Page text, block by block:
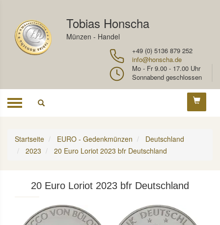
Tobias Honscha
Münzen - Handel
+49 (0) 5136 879 252
info@honscha.de
Mo - Fr 9.00 - 17.00 Uhr
Sonnabend geschlossen
Toggle
Startseite EURO - Gedenkmünzen
Deutschland
2023
20 Euro Loriot 2023 bfr Deutschland
20 Euro Loriot 2023 bfr Deutschland